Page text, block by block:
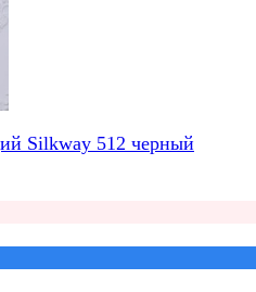
Silkway 512 черный